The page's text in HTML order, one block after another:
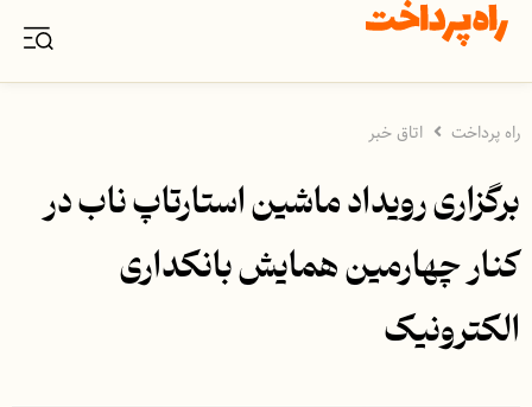
راه پرداخت اتاق خبر
برگزاری رویداد ماشین استارتاپ ناب در
کنار چهارمین همایش بانکداری
الکترونیک